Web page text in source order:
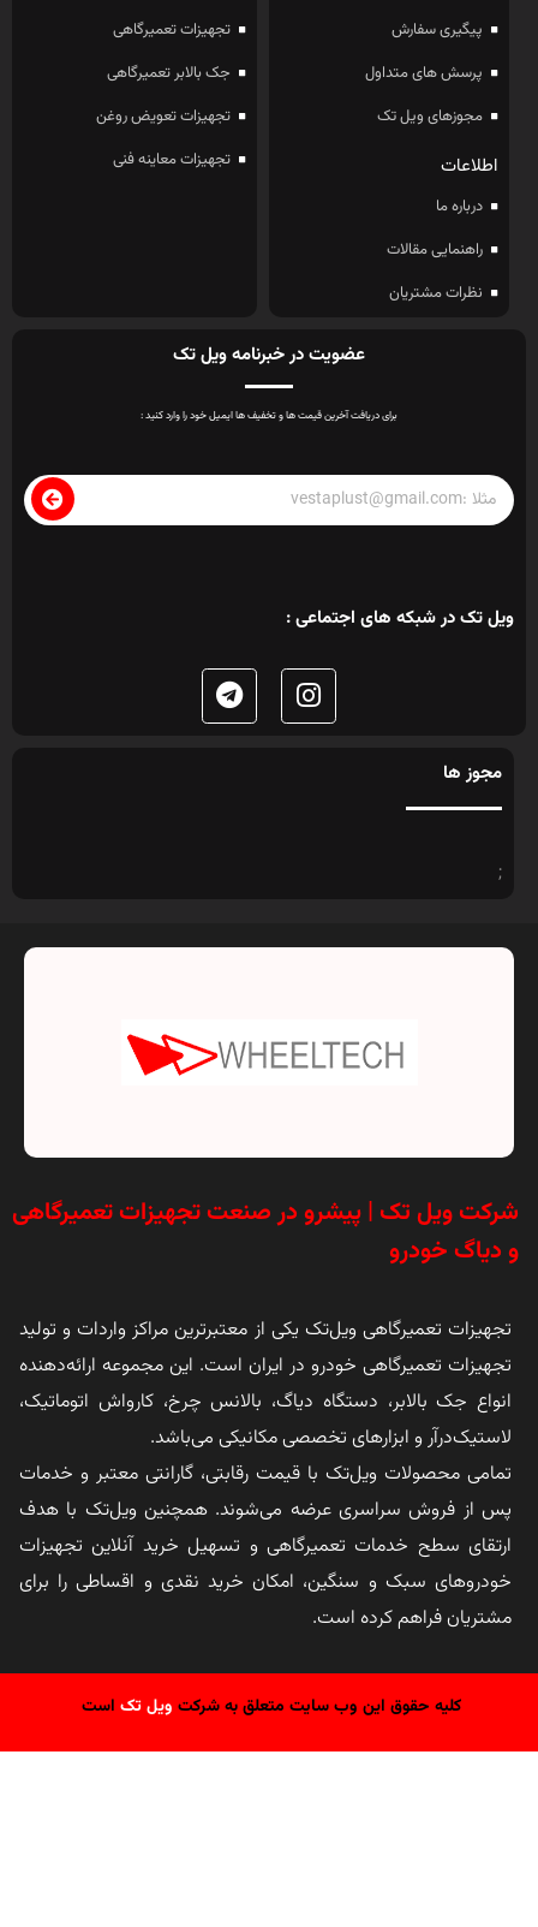
پیگیری سفارش
پرسش های متداول
مجوزهای ویل تک
اطلاعات
درباره ما
راهنمایی مقالات
نظرات مشتریان
تجهیزات تعمیرگاهی
جک بالابر تعمیرگاهی
تجهیزات تعویض روغن
تجهیزات معاینه فنی
عضویت در خبرنامه ویل تک
برای دریافت آخرین قیمت ها و تخفیف ها ایمیل خود را وارد کنید :
ویل تک در شبکه های اجتماعی :
مجوز ها
;
شرکت ویل تک | پیشرو در صنعت تجهیزات تعمیرگاهی
و دیاگ خودرو
تجهیزات تعمیرگاهی ویل‌تک یکی از معتبرترین مراکز واردات و تولید
تجهیزات تعمیرگاهی خودرو در ایران است. این مجموعه ارائه‌دهنده
انواع جک بالابر، دستگاه دیاگ، بالانس چرخ، کارواش اتوماتیک،
لاستیک‌درآر و ابزارهای تخصصی مکانیکی می‌باشد.
تمامی محصولات ویل‌تک با قیمت رقابتی، گارانتی معتبر و خدمات
پس از فروش سراسری عرضه می‌شوند. همچنین ویل‌تک با هدف
ارتقای سطح خدمات تعمیرگاهی و تسهیل خرید آنلاین تجهیزات
خودروهای سبک و سنگین، امکان خرید نقدی و اقساطی را برای
مشتریان فراهم کرده است.
کلیه حقوق این وب سایت متعلق به شرکت ویل تک است